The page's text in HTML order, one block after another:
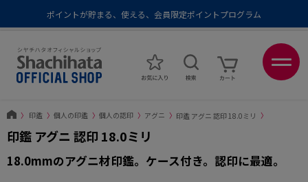
ポイントが貯まる、使える、会員限定ポイントプログラム
メール便1,500円以上 / 宅配便3,500円以上のお買い物で送料無料
あなたに最適なスタンプをシヤチハタがレコメンド
〉 印鑑 〉 個人の印鑑 〉 個人の認印 〉 アグニ 〉 印鑑 アグニ 認印 18.0ミリ 〉
印鑑 アグニ 認印 18.0ミリ
18.0mmのアグニ材印鑑。ケース付き。認印に最適。